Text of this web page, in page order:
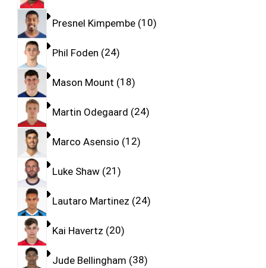
Presnel Kimpembe 10
Phil Foden 24
Mason Mount 18
Martin Odegaard 24
Marco Asensio 12
Luke Shaw 21
Lautaro Martinez 24
Kai Havertz 20
Jude Bellingham 38